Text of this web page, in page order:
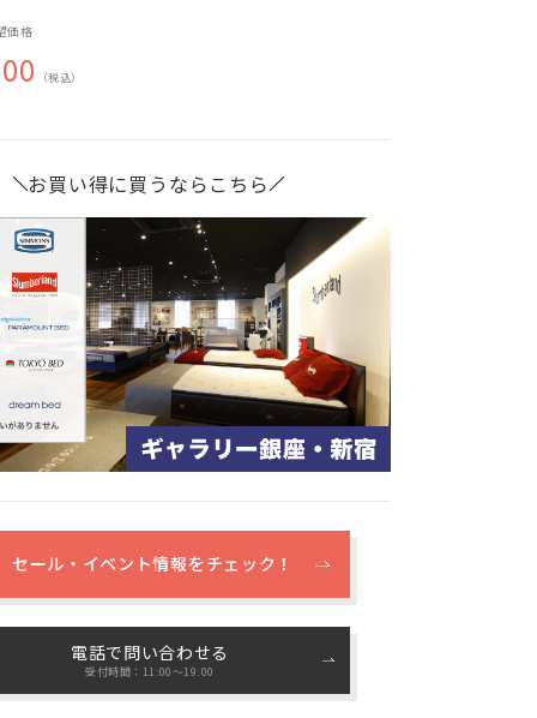
価格
（税込）
お買い得に買うならこちら
セール・イベント情報をチェック！
電話で問い合わせる
受付時間：11:00〜19:00